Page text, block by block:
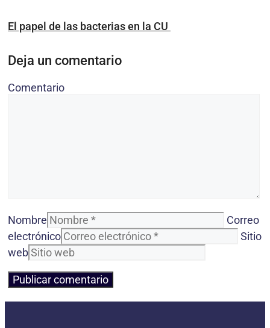
El papel de las bacterias en la CU
Deja un comentario
Comentario
Nombre
Correo
electrónico
Sitio
web